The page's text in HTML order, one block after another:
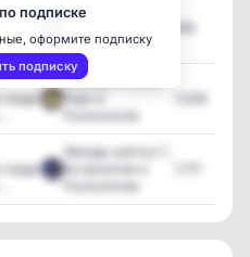
Лабковский |
Про отношения
616
люди
Солнце и Луна |
Психология
1,548
люди
Звезды шепчут |
Астрология и
Психология
подписке
оформите подписку
подписку